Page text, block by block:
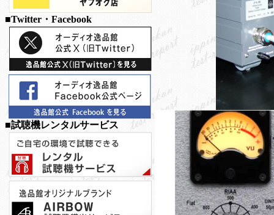
■Twitter・Facebook
■試聴機レンタルサービス